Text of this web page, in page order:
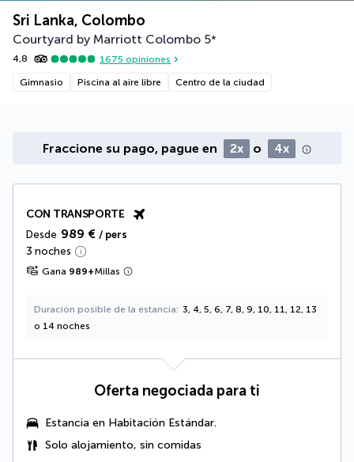
Sri Lanka, Colombo
Courtyard by Marriott Colombo 5*
4,8 1675 opiniones
Gimnasio Piscina al aire libre Centro de la ciudad
Fraccione su pago, pague en 2x o 4x
CON TRANSPORTE
Desde 989 € / pers
3 noches
Gana 989+Millas
Duración posible de la estancia
3, 4, 5, 6, 7, 8, 9, 10, 11, 12, 13
o 14 noches
Oferta negociada para ti
Estancia en Habitación Estándar.
Solo alojamiento, sin comidas